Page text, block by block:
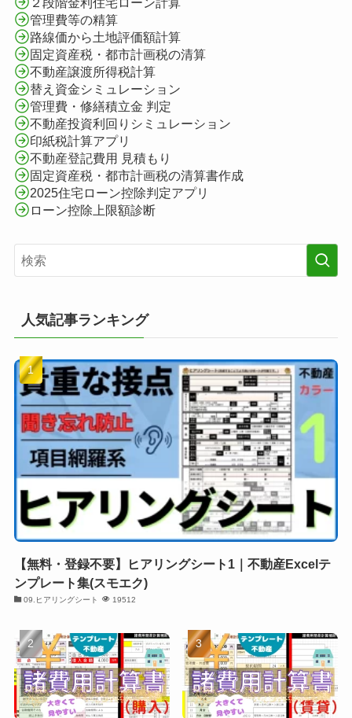
管理費等の精算
路線価から土地評価額計算
固定資産税・都市計画税の清算
不動産譲渡所得税計算
替え資金シミュレーション
管理費・修繕積立金 判定
不動産投資利回りシミュレーション
印紙税計算アプリ
不動産登記費用 見積もり
固定資産税・都市計画税の清算書作成
2025住宅ローン控除判定アプリ
ローン控除上限額診断
人気記事ランキング
【無料・登録不要】ヒアリングシート1｜不動産Excelテ
ンプレート集(スモエク)
09.ヒアリングシート 19512